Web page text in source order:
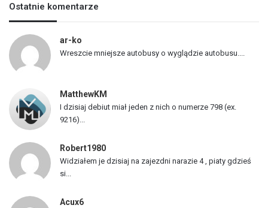
t
a
o
j
w
Ostatnie komentarze
ar-ko
Wreszcie mniejsze autobusy o wyglądzie autobusu....
MatthewKM
I dzisiaj debiut miał jeden z nich o numerze 798 (ex.
9216)...
Robert1980
Widziałem je dzisiaj na zajezdni narazie 4 , piaty gdzieś
si...
Acux6